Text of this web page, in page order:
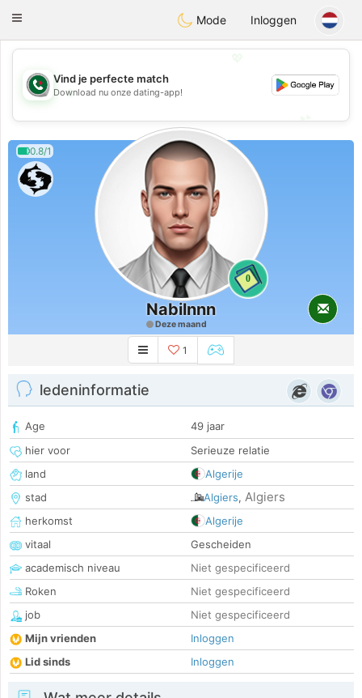
Weshrak
Toggle
Mode Inloggen
💖
💕
Vind je perfecte match
Download nu onze dating-app!
0.8/1
0
Nabilnnn
Deze maand
1
ledeninformatie
Age
49 jaar
hier voor
Serieuze relatie
land
Algerije
stad
Algiers, Algiers
herkomst
Algerije
vitaal
Gescheiden
academisch niveau
Niet gespecificeerd
Roken
Niet gespecificeerd
job
Niet gespecificeerd
Mijn vrienden
Inloggen
Lid sinds
Inloggen